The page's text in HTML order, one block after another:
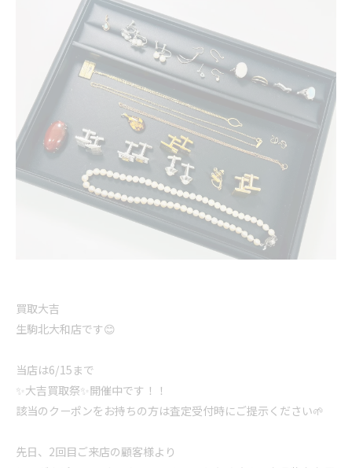
買取大吉
生駒北大和店です😊
当店は6/15まで
✨大吉買取祭✨開催中です！！
該当のクーポンをお持ちの方は査定受付時にご提示ください🌱
先日、2回目ご来店の顧客様より